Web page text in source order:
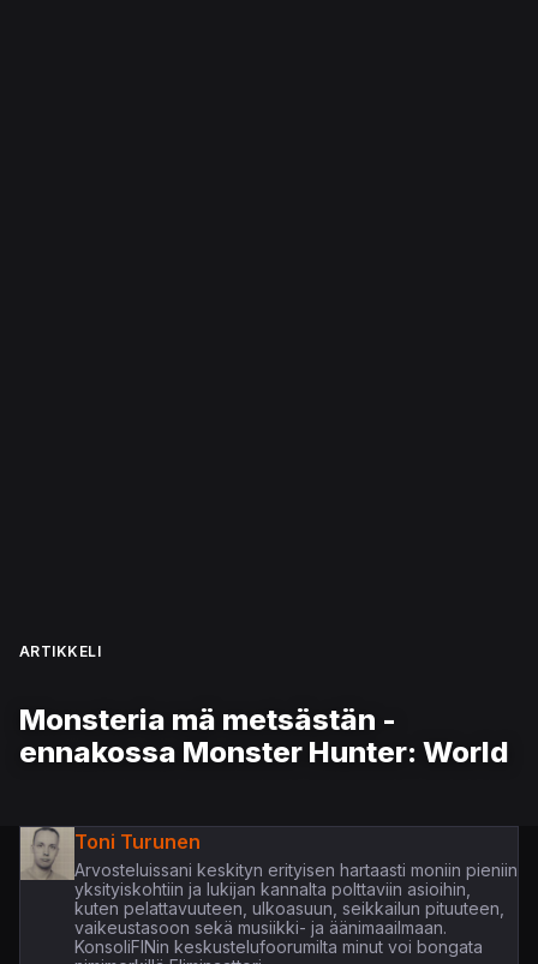
ARTIKKELI
Monsteria mä metsästän -
ennakossa Monster Hunter: World
Toni Turunen
Arvosteluissani keskityn erityisen hartaasti moniin pieniin
yksityiskohtiin ja lukijan kannalta polttaviin asioihin,
kuten pelattavuuteen, ulkoasuun, seikkailun pituuteen,
vaikeustasoon sekä musiikki- ja äänimaailmaan.
KonsoliFINin keskustelufoorumilta minut voi bongata